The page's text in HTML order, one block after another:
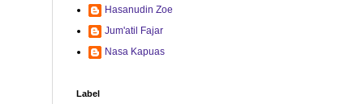
Hasanudin Zoe
Jum'atil Fajar
Nasa Kapuas
Label